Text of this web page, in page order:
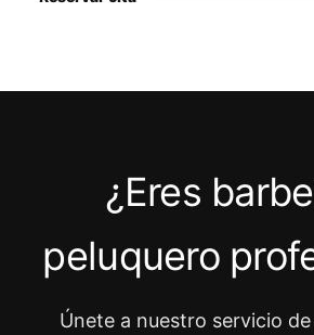
¿Eres
peluquero
Únete a nuestro servicio